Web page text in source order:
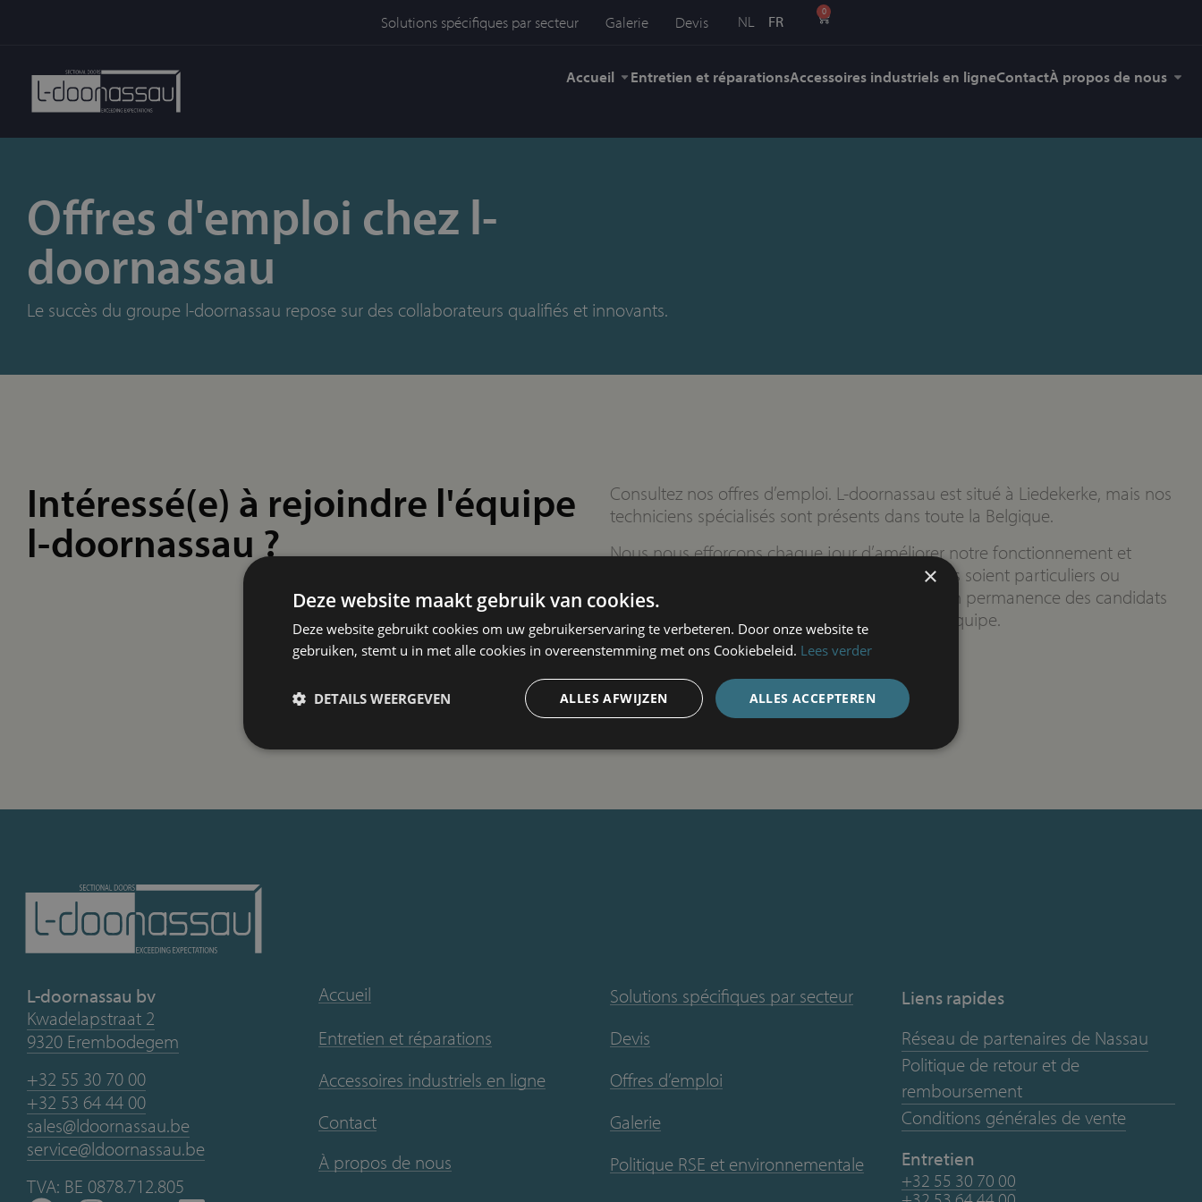
Solutions spécifiques par secteur Galerie Devis NL FR
0
Accueil Entretien et réparationsAccessoires industriels en ligneContactÀ propos de nous
Offres d'emploi chez l-
doornassau
Le succès du groupe l-doornassau repose sur des collaborateurs qualifiés et innovants.
Intéressé(e) à rejoindre l'équipe
l-doornassau ?
Consultez nos offres d’emploi. L-doornassau est situé à Liedekerke, mais nos
techniciens spécialisés sont présents dans toute la Belgique.
Nous nous efforçons chaque jour d’améliorer notre fonctionnement et
d’augmenter la satisfaction de nos clients, qu’ils soient particuliers ou
industriels. C’est pourquoi nous recherchons en permanence des candidats
compétents et dévoués pour renforcer notre équipe.
L-doornassau bv
Kwadelapstraat 2
9320 Erembodegem
+32 55 30 70 00
+32 53 64 44 00
sales@ldoornassau.be
service@ldoornassau.be
TVA: BE 0878.712.805
Accueil
Entretien et réparations
Accessoires industriels en ligne
Contact
À propos de nous
Solutions spécifiques par secteur
Devis
Offres d’emploi
Galerie
Politique RSE et environnementale
Liens rapides
Réseau de partenaires de Nassau
Politique de retour et de
remboursement
Conditions générales de vente
Entretien
+32 55 30 70 00
×
Deze website maakt gebruik van cookies.
Deze website gebruikt cookies om uw gebruikerservaring te verbeteren. Door onze website te
gebruiken, stemt u in met alle cookies in overeenstemming met ons Cookiebeleid. Lees verder
ALLES ACCEPTEREN
ALLES AFWIJZEN
DETAILS WEERGEVEN